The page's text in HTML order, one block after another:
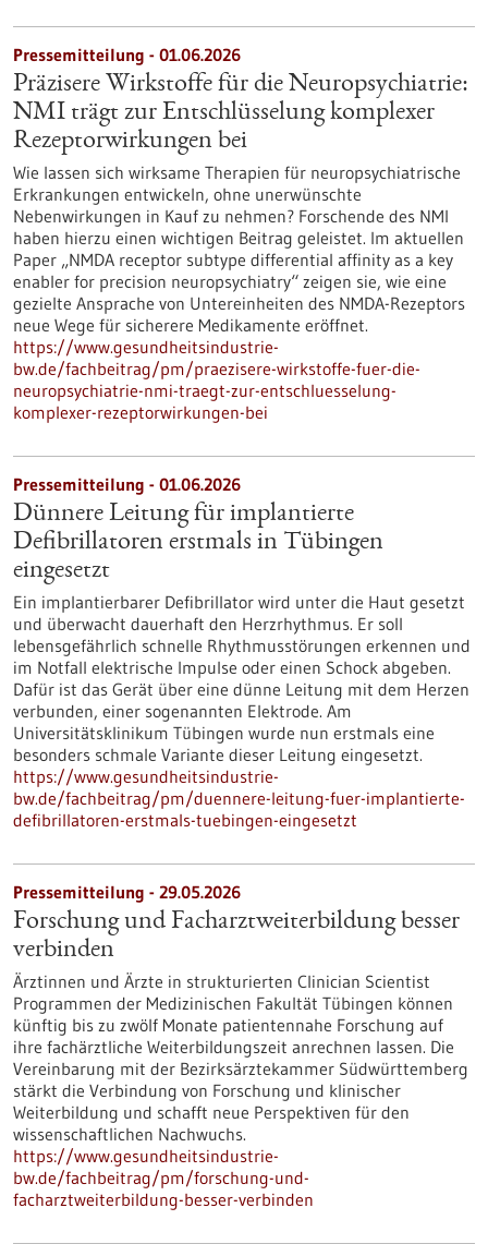
Pressemitteilung - 01.06.2026
Präzisere Wirkstoffe für die Neuropsychiatrie:
NMI trägt zur Entschlüsselung komplexer
Rezeptorwirkungen bei
Wie lassen sich wirksame Therapien für neuropsychiatrische
Erkrankungen entwickeln, ohne unerwünschte
Nebenwirkungen in Kauf zu nehmen? Forschende des NMI
haben hierzu einen wichtigen Beitrag geleistet. Im aktuellen
Paper „NMDA receptor subtype differential affinity as a key
enabler for precision neuropsychiatry“ zeigen sie, wie eine
gezielte Ansprache von Untereinheiten des NMDA-Rezeptors
neue Wege für sicherere Medikamente eröffnet.
https://www.gesundheitsindustrie-
bw.de/fachbeitrag/pm/praezisere-wirkstoffe-fuer-die-
neuropsychiatrie-nmi-traegt-zur-entschluesselung-
komplexer-rezeptorwirkungen-bei
Pressemitteilung - 01.06.2026
Dünnere Leitung für implantierte
Defibrillatoren erstmals in Tübingen
eingesetzt
Ein implantierbarer Defibrillator wird unter die Haut gesetzt
und überwacht dauerhaft den Herzrhythmus. Er soll
lebensgefährlich schnelle Rhythmusstörungen erkennen und
im Notfall elektrische Impulse oder einen Schock abgeben.
Dafür ist das Gerät über eine dünne Leitung mit dem Herzen
verbunden, einer sogenannten Elektrode. Am
Universitätsklinikum Tübingen wurde nun erstmals eine
besonders schmale Variante dieser Leitung eingesetzt.
https://www.gesundheitsindustrie-
bw.de/fachbeitrag/pm/duennere-leitung-fuer-implantierte-
defibrillatoren-erstmals-tuebingen-eingesetzt
Pressemitteilung - 29.05.2026
Forschung und Facharztweiterbildung besser
verbinden
Ärztinnen und Ärzte in strukturierten Clinician Scientist
Programmen der Medizinischen Fakultät Tübingen können
künftig bis zu zwölf Monate patientennahe Forschung auf
ihre fachärztliche Weiterbildungszeit anrechnen lassen. Die
Vereinbarung mit der Bezirksärztekammer Südwürttemberg
stärkt die Verbindung von Forschung und klinischer
Weiterbildung und schafft neue Perspektiven für den
wissenschaftlichen Nachwuchs.
https://www.gesundheitsindustrie-
bw.de/fachbeitrag/pm/forschung-und-
facharztweiterbildung-besser-verbinden